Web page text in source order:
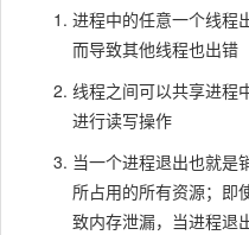
进程中的任意一个线程
而导致其他线程也出错
线程之间可以共享进程
进行读写操作
当一个进程退出也就是
所占用的所有资源；即
致内存泄漏，当进程退